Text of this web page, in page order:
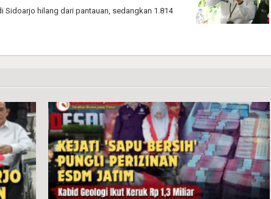
Sidoarjo hilang dari pantauan, sedangkan 1.814